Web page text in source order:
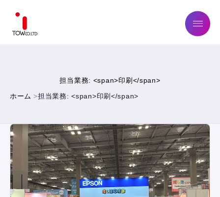
SERVICE
MAGAZINE
COMPANY
NEWS
担当業務: <span>印刷</span>
ホーム
担当業務: <span>印刷</span>